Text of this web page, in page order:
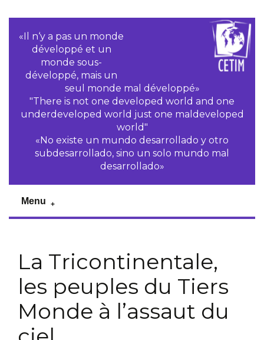
«Il n‘y a pas un monde
développé et un
monde sous-
développé, mais un
seul monde mal développé»
"There is not one developed world and one
underdeveloped world just one maldeveloped
world"
«No existe un mundo desarrollado y otro
subdesarrollado, sino un solo mundo mal
desarrollado»
Menu
La Tricontinentale,
les peuples du Tiers
Monde à l’assaut du